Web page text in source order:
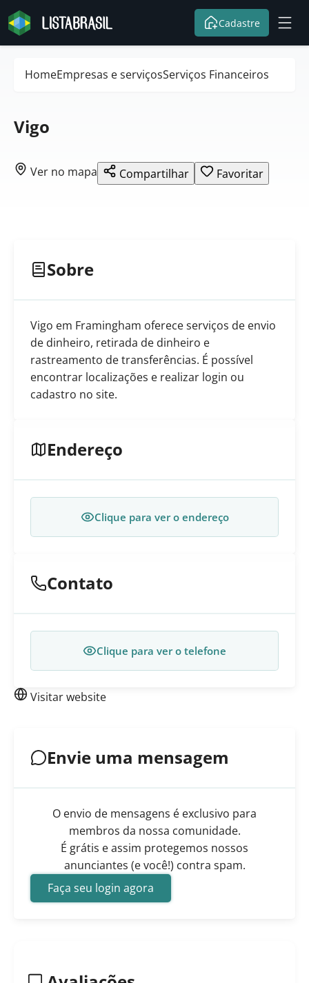
Cadastre
HomeEmpresas e serviçosServiços Financeiros
Vigo
Ver no mapa Compartilhar Favoritar
Sobre
Vigo em Framingham oferece serviços de envio
de dinheiro, retirada de dinheiro e
rastreamento de transferências. É possível
encontrar localizações e realizar login ou
cadastro no site.
Endereço
Clique para ver o endereço
Contato
Clique para ver o telefone
Visitar website
Envie uma mensagem
O envio de mensagens é exclusivo para
membros da nossa comunidade.
É grátis e assim protegemos nossos
anunciantes (e você!) contra spam.
Faça seu login agora